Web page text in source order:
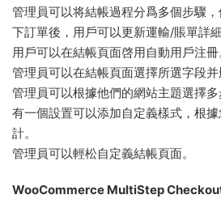
管理員可以将結帳過程分爲多個步驟，
下訂單後，用戶可以更新運輸/賬單詳細
用戶可以在結帳頁面啓用自動用戶注冊
管理員可以在結帳頁面選擇所選字段并
管理員可以根據他們的網站主題選擇多
有一個設置可以添加自定義樣式，根
計。
管理員可以輕松自定義結帳頁面。
WooCommerce MultiStep